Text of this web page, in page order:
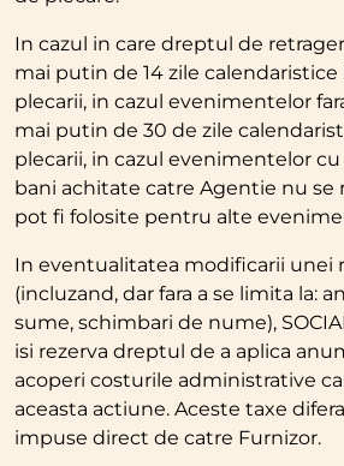
In cazul in care dreptul de
mai putin de 14 zile
plecarii, in cazul evenimentelor
mai putin de 30 de zile
plecarii, in cazul evenimentelor cu
bani achitate catre Agentie nu se
pot fi folosite pentru alte
In eventualitatea modificarii unei
(incluzand, dar fara a se limita la:
sume, schimbari de nume),
isi rezerva dreptul de a aplica
acoperi costurile administrative
aceasta actiune. Aceste taxe
impuse direct de catre Furnizor.